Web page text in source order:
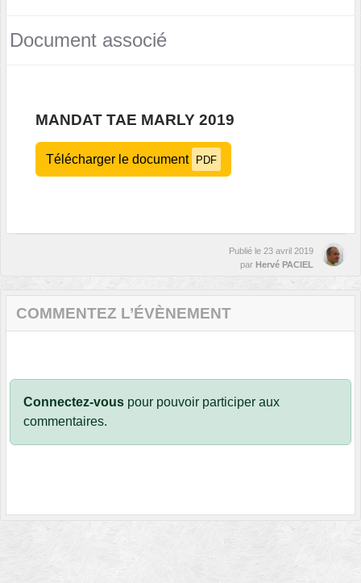
Document associé
MANDAT TAE MARLY 2019
Télécharger le document PDF
Publié le 23 avril 2019
par Hervé PACIEL
COMMENTEZ L’ÉVÈNEMENT
Connectez-vous pour pouvoir participer aux
commentaires.